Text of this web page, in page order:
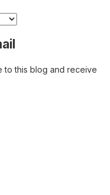
to this blog and receive